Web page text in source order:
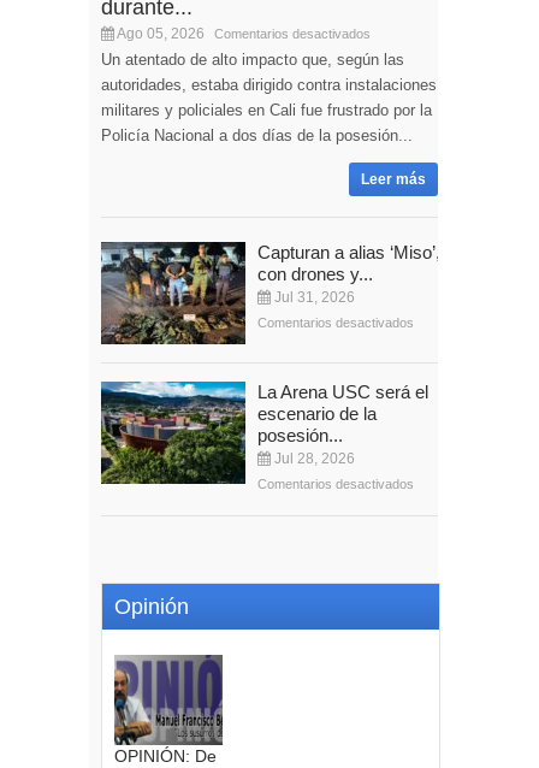
durante...
Ago 05, 2026 Comentarios desactivados
Un atentado de alto impacto que, según las
autoridades, estaba dirigido contra instalaciones
militares y policiales en Cali fue frustrado por la
Policía Nacional a dos días de la posesión...
Leer más
Capturan a alias ‘Miso’,
con drones y...
Jul 31, 2026
Comentarios desactivados
La Arena USC será el
escenario de la
posesión...
Jul 28, 2026
Comentarios desactivados
Opinión
OPINIÓN: De